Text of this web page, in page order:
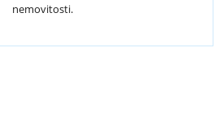
nemovitosti.